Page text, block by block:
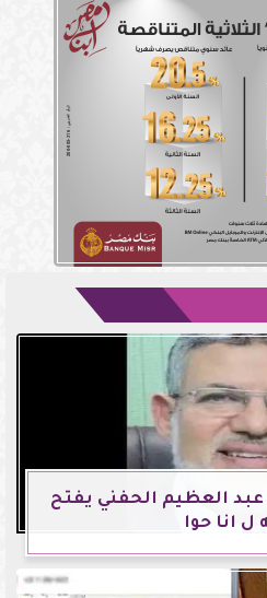
عبد العظيم الحفني يفتح
ل انا حوا